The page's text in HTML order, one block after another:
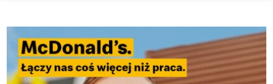
WIADOMOŚCI Z LASU
STUDIO SUPERPORTALU
KONTAKT